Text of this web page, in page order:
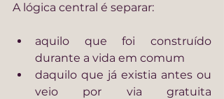
A lógica central é separar:
aquilo que foi construído
durante a vida em comum
daquilo que já existia antes ou
veio por via gratuita